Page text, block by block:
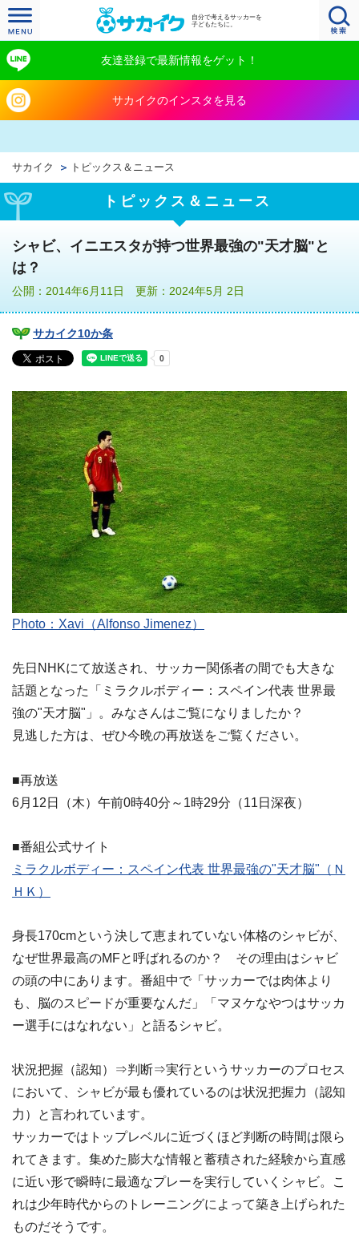
自分で考えるサッカーを
子どもたちに。
友達登録で最新情報をゲット！
サカイクのインスタを見る
サカイク トピックス＆ニュース
トピックス＆ニュース
シャビ、イニエスタが持つ世界最強の"天才脳"と
は？
公開：2014年6月11日 更新：2024年5月 2日
サカイク10か条
Photo：Xavi（Alfonso Jimenez）
先日NHKにて放送され、サッカー関係者の間でも大きな
話題となった「ミラクルボディー：スペイン代表 世界最
強の"天才脳"」。みなさんはご覧になりましたか？
見逃した方は、ぜひ今晩の再放送をご覧ください。
■再放送
6月12日（木）午前0時40分～1時29分（11日深夜）
■番組公式サイト
ミラクルボディー：スペイン代表 世界最強の"天才脳"（Ｎ
ＨＫ）
身長170cmという決して恵まれていない体格のシャビが、
なぜ世界最高のMFと呼ばれるのか？ その理由はシャビ
の頭の中にあります。番組中で「サッカーでは肉体より
も、脳のスピードが重要なんだ」「マヌケなやつはサッカ
ー選手にはなれない」と語るシャビ。
状況把握（認知）⇒判断⇒実行というサッカーのプロセス
において、シャビが最も優れているのは状況把握力（認知
力）と言われています。
サッカーではトップレベルに近づくほど判断の時間は限ら
れてきます。集めた膨大な情報と蓄積された経験から直感
に近い形で瞬時に最適なプレーを実行していくシャビ。こ
れは少年時代からのトレーニングによって築き上げられた
ものだそうです。